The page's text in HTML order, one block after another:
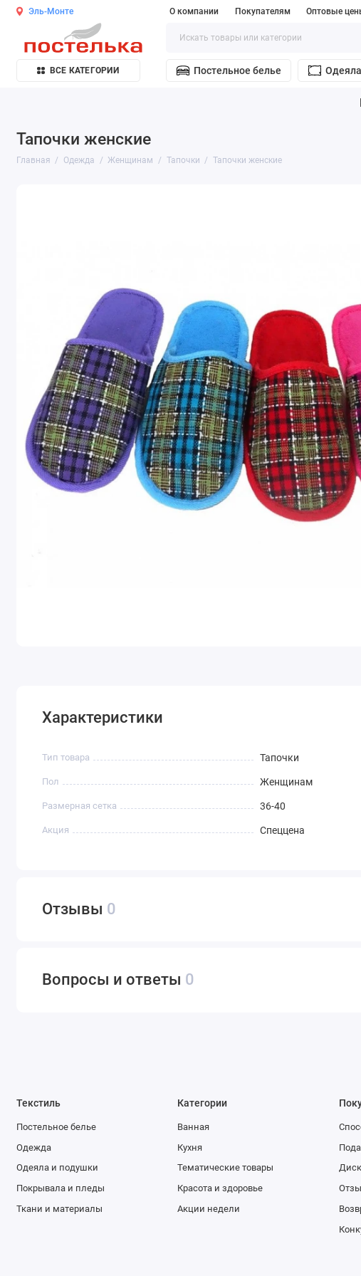
Эль-Монте О компании Покупателям Оптовые
ВСЕ КАТЕГОРИИ Постельное белье
Тапочки женские
Главная Одежда Женщинам Тапочки Тапочки женские
Характеристики
Тип товара Тапочки
Пол Женщинам
Размерная сетка 36-40
Акция Спеццена
Отзывы 0
Вопросы и ответы 0
Текстиль
Постельное белье
Одежда
Одеяла и подушки
Покрывала и пледы
Ткани и материалы
Категории
Ванная
Кухня
Тематические товары
Красота и здоровье
Акции недели